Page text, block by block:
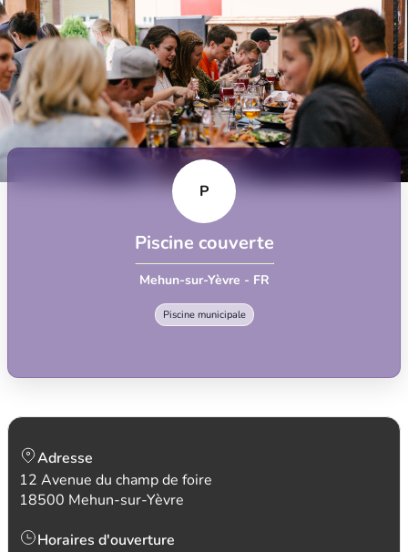
P
Piscine couverte
Mehun-sur-Yèvre - FR
Piscine municipale
Adresse
12 Avenue du champ de foire
18500 Mehun-sur-Yèvre
Horaires d'ouverture